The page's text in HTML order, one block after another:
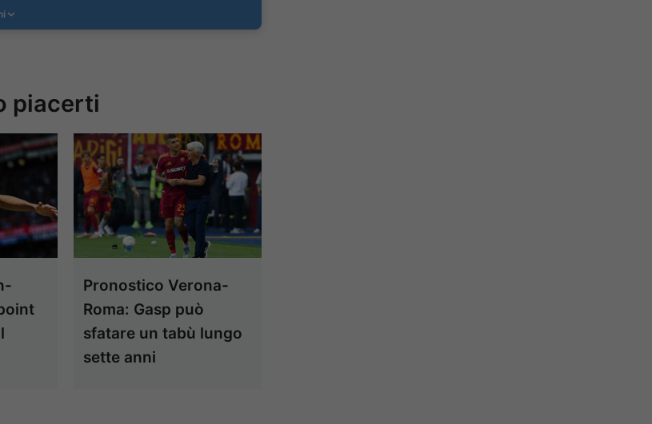
piacerti
Pronostico Verona-
Roma: Gasp può
sfatare un tabù lungo
sette anni